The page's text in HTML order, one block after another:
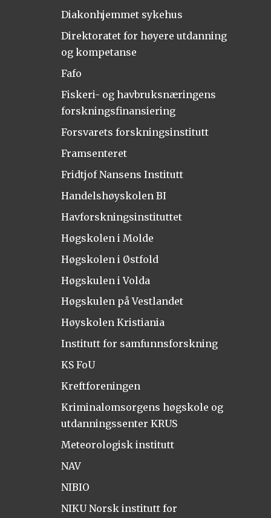
Diakonhjemmet sykehus
Direktoratet for høyere utdanning
og kompetanse
Fafo
Fiskeri- og havbruksnæringens
forskningsfinansiering
Forsvarets forskningsinstitutt
Framsenteret
Fridtjof Nansens Institutt
Handelshøyskolen BI
Havforskningsinstituttet
Høgskolen i Molde
Høgskolen i Østfold
Høgskulen i Volda
Høgskulen på Vestlandet
Høyskolen Kristiania
Institutt for samfunnsforskning
KS FoU
Kreftforeningen
Kriminalomsorgens høgskole og
utdanningssenter KRUS
Meteorologisk institutt
NAV
NIBIO
NIKU Norsk institutt for